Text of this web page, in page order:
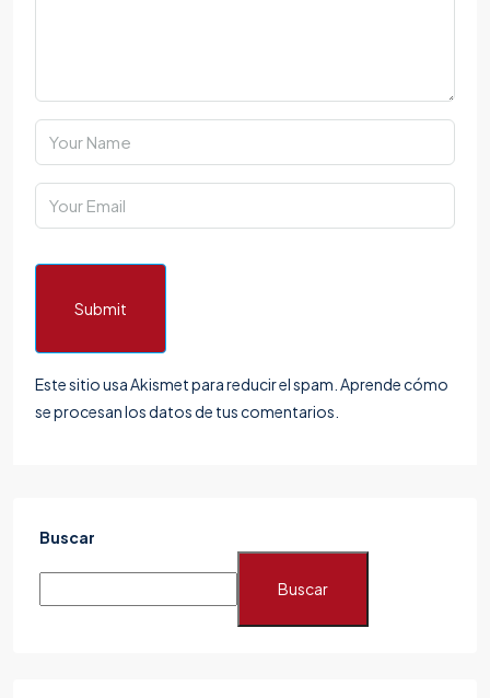
Submit
Este sitio usa Akismet para reducir el spam. Aprende cómo
se procesan los datos de tus comentarios.
Buscar
Buscar